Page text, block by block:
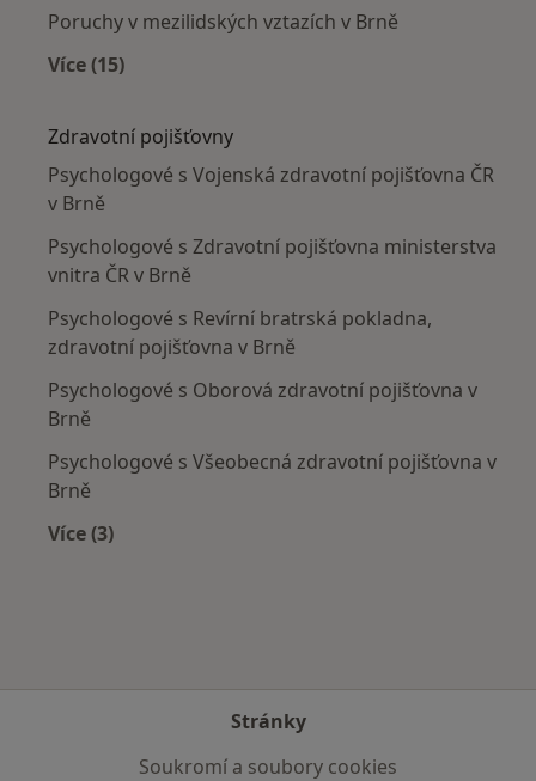
Poruchy v mezilidských vztazích v Brně
Více (15)
Zdravotní pojišťovny
Psychologové s Vojenská zdravotní pojišťovna ČR
v Brně
Psychologové s Zdravotní pojišťovna ministerstva
vnitra ČR v Brně
Psychologové s Revírní bratrská pokladna,
zdravotní pojišťovna v Brně
Psychologové s Oborová zdravotní pojišťovna v
Brně
Psychologové s Všeobecná zdravotní pojišťovna v
Brně
Více (3)
Stránky
Soukromí a soubory cookies